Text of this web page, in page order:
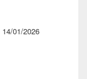
14/01/2026